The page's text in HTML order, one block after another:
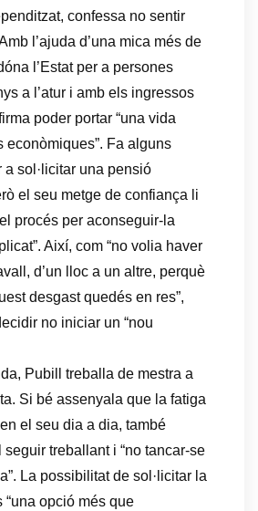
confessa no sentir
l’ajuda d’una mica més de
l’Estat per a persones
a l’atur i amb els ingressos
poder portar “una vida
econòmiques”. Fa alguns
a sol·licitar una pensió
el seu metge de confiança li
procés per aconseguir-la
Així, com “no volia haver
d’un lloc a un altre, perquè
desgast quedés en res”,
no iniciar un “nou
Pubill treballa de mestra a
Si bé assenyala que la fatiga
el seu dia a dia, també
treballant i “no tancar-se
La possibilitat de sol·licitar la
“una opció més que